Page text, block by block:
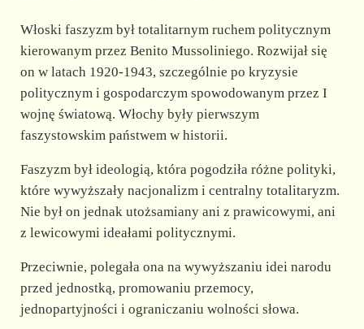
Włoski faszyzm był totalitarnym ruchem politycznym
kierowanym przez Benito Mussoliniego. Rozwijał się
on w latach 1920-1943, szczególnie po kryzysie
politycznym i gospodarczym spowodowanym przez I
wojnę światową. Włochy były pierwszym
faszystowskim państwem w historii.
Faszyzm był ideologią, która pogodziła różne polityki,
które wywyższały nacjonalizm i centralny totalitaryzm.
Nie był on jednak utożsamiany ani z prawicowymi, ani
z lewicowymi ideałami politycznymi.
Przeciwnie, polegała ona na wywyższaniu idei narodu
przed jednostką, promowaniu przemocy,
jednopartyjności i ograniczaniu wolności słowa.